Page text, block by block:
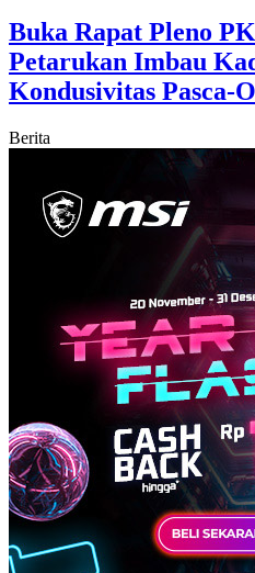
Buka Rapat Pleno
Petarukan Imbau
Kondusivitas Pasca-
Berita